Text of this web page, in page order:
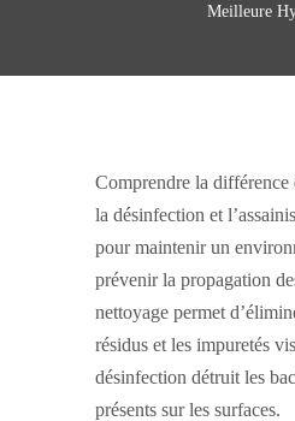
Meilleure
Comprendre la différence
la désinfection et
pour maintenir un
prévenir la propagation
nettoyage permet
résidus et les impuretés
désinfection détruit les
présents sur les surfaces.